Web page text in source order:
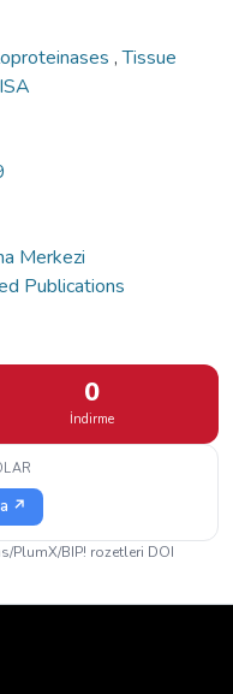
,Tissue
Merkezi
Publications
0
İndirme
↗
PlumX/BIP! rozetleri DOI